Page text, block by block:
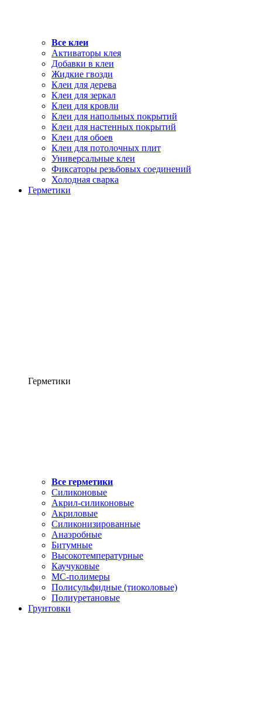
Все клеи
Активаторы клея
Добавки в клеи
Жидкие гвозди
Клеи для дерева
Клеи для зеркал
Клеи для кровли
Клеи для напольных покрытий
Клеи для настенных покрытий
Клеи для обоев
Клеи для потолочных плит
Универсальные клеи
Фиксаторы резьбовых соединений
Холодная сварка
Герметики
Герметики
Все герметики
Силиконовые
Акрил-силиконовые
Акриловые
Силиконизированные
Анаэробные
Битумные
Высокотемпературные
Каучуковые
МС-полимеры
Полисульфидные (тиоколовые)
Полиуретановые
Грунтовки